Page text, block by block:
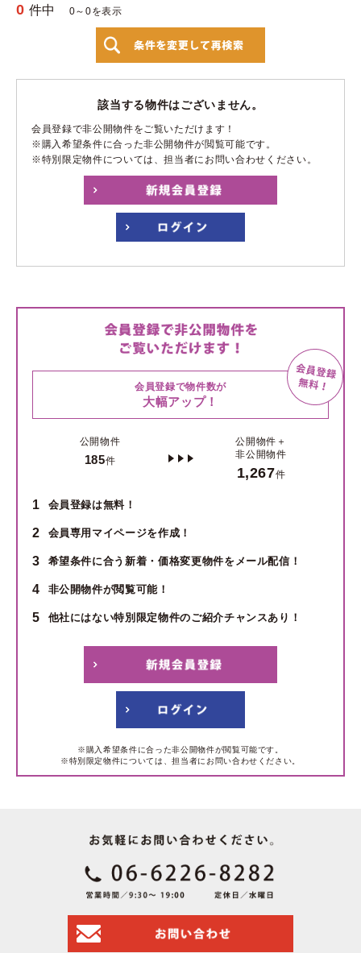
0 件中 0～0を表示
該当する物件はございません。
会員登録で非公開物件をご覧いただけます！
※購入希望条件に合った非公開物件が閲覧可能です。
※特別限定物件については、担当者にお問い合わせください。
会員登録で物件数が
大幅アップ！
公開物件
185件
公開物件＋
非公開物件
1,267件
1 会員登録は無料！
2 会員専用マイページを作成！
3 希望条件に合う新着・価格変更物件をメール配信！
4 非公開物件が閲覧可能！
5 他社にはない特別限定物件のご紹介チャンスあり！
※購入希望条件に合った非公開物件が閲覧可能です。
※特別限定物件については、担当者にお問い合わせください。